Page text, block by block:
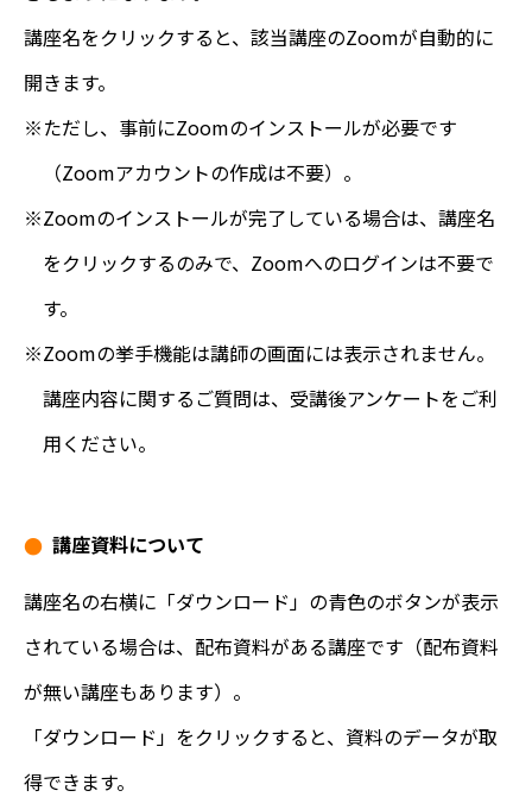
講座名をクリックすると、該当講座のZoomが自動的に
開きます。
ただし、事前にZoomのインストールが必要です
（Zoomアカウントの作成は不要）。
Zoomのインストールが完了している場合は、講座名
をクリックするのみで、Zoomへのログインは不要で
す。
Zoomの挙手機能は講師の画面には表示されません。
講座内容に関するご質問は、受講後アンケートをご利
用ください。
講座資料について
講座名の右横に「ダウンロード」の青色のボタンが表示
されている場合は、配布資料がある講座です（配布資料
が無い講座もあります）。
「ダウンロード」をクリックすると、資料のデータが取
得できます。